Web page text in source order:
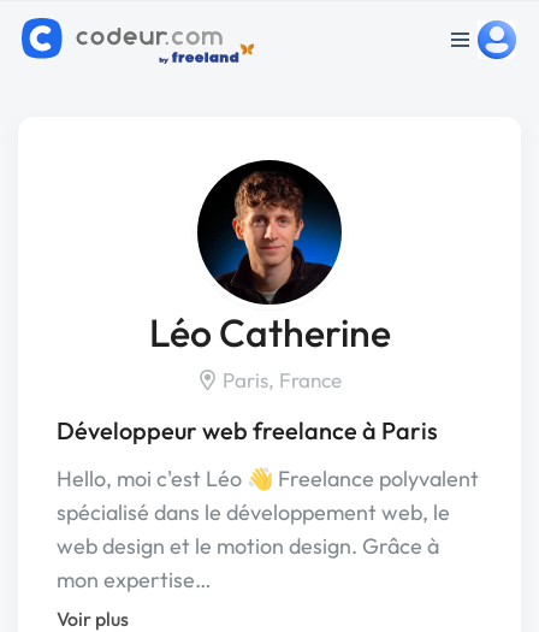
Léo Catherine
Paris, France
Développeur web freelance à Paris
Hello, moi c'est Léo 👋 Freelance polyvalent
spécialisé dans le développement web, le
web design et le motion design. Grâce à
mon expertise…
Voir plus